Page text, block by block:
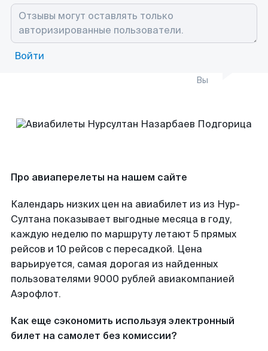
Войти
Вы
Про авиаперелеты на нашем сайте
Календарь низких цен на авиабилет из из Нур-
Султана показывает выгодные месяца в году,
каждую неделю по маршруту летают 5 прямых
рейсов и 10 рейсов с пересадкой. Цена
варьируется, самая дорогая из найденных
пользователями 9000 рублей авиакомпанией
Аэрофлот.
Как еще сэкономить используя электронный
билет на самолет без комиссии?